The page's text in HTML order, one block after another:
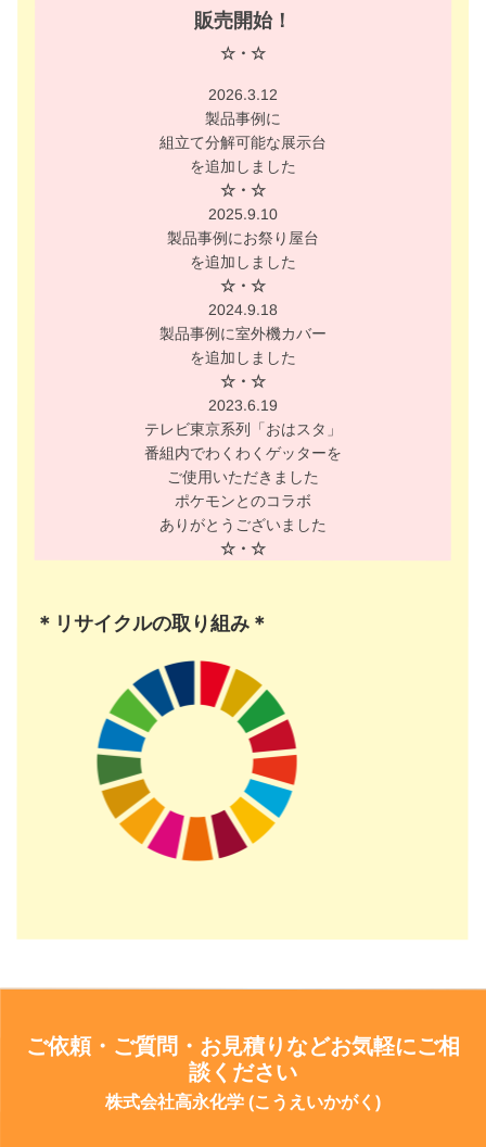
販売開始！
☆・☆
2026.3.12
製品事例に
組立て分解可能な展示台
を追加しました
☆・☆
2025.9.10
製品事例にお祭り屋台
を追加しました
☆・☆
2024.9.18
製品事例に室外機カバー
を追加しました
☆・☆
2023.6.19
テレビ東京系列「おはスタ」
番組内でわくわくゲッターを
ご使用いただきました
ポケモンとのコラボ
ありがとうございました
☆・☆
＊リサイクルの取り組み＊
ご依頼・ご質問・お見積りなどお気軽にご相
談ください
株式会社高永化学 (こうえいかがく)